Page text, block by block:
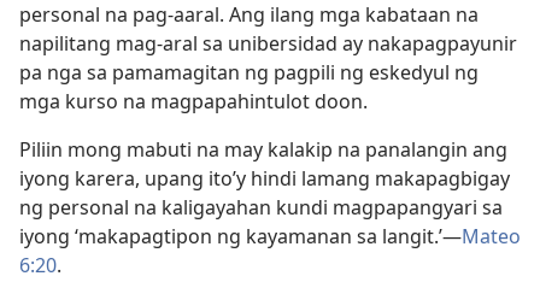
personal na pag-aaral. Ang ilang mga kabataan na
napilitang mag-aral sa unibersidad ay nakapagpayunir
pa nga sa pamamagitan ng pagpili ng eskedyul ng
mga kurso na magpapahintulot doon.
Piliin mong mabuti na may kalakip na panalangin ang
iyong karera, upang ito’y hindi lamang makapagbigay
ng personal na kaligayahan kundi magpapangyari sa
iyong ‘makapagtipon ng kayamanan sa langit.’​—Mateo
6:20.